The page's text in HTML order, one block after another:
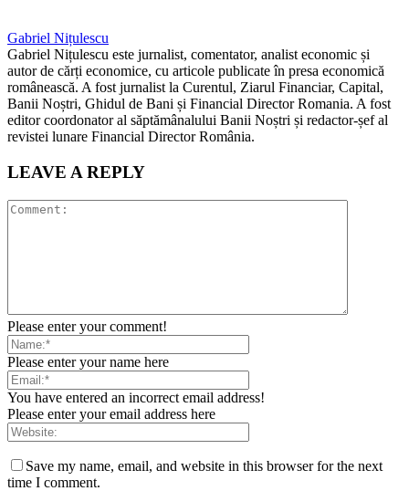
Gabriel Nițulescu
Gabriel Nițulescu este jurnalist, comentator, analist economic și
autor de cărți economice, cu articole publicate în presa economică
românească. A fost jurnalist la Curentul, Ziarul Financiar, Capital,
Banii Noștri, Ghidul de Bani și Financial Director Romania. A fost
editor coordonator al săptămânalului Banii Noștri și redactor-șef al
revistei lunare Financial Director România.
LEAVE A REPLY
Please enter your comment!
Please enter your name here
You have entered an incorrect email address!
Please enter your email address here
Save my name, email, and website in this browser for the next
time I comment.